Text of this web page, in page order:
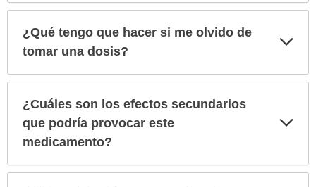
¿Qué tengo que hacer si me olvido de
tomar una dosis?
¿Cuáles son los efectos secundarios
que podría provocar este
medicamento?